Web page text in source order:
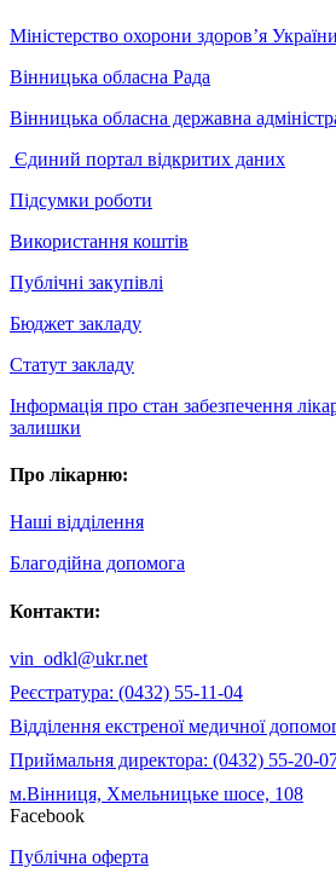
Міністерство охорони здоров’я України
Вінницька обласна Рада
Вінницька обласна державна
Єдиний портал відкритих даних
Підсумки роботи
Використання коштів
Публічні закупівлі
Бюджет закладу
Статут закладу
Інформація про стан забезпечення
залишки
Про лікарню:
Наші відділення
Благодійна допомога
Контакти:
vin_odkl@ukr.net
Реєстратура: (0432) 55-11-04
Відділення екстреної медичної
Приймальня директора: (0432) 55-20-
м.Вінниця, Хмельницьке шосе, 108
Facebook
Публічна оферта